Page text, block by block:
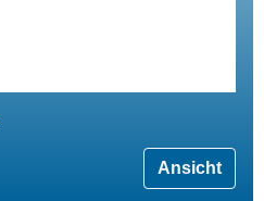
Ansicht